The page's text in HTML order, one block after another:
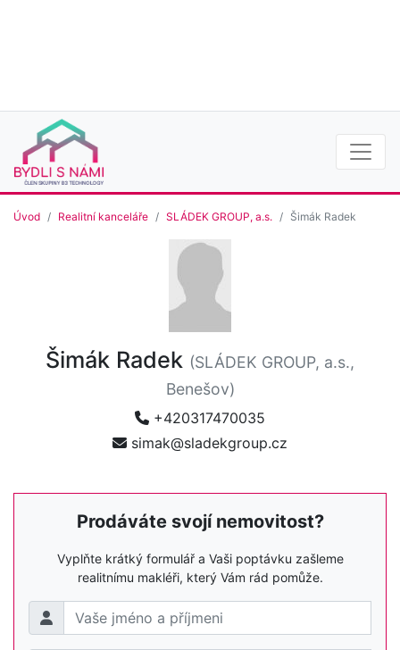
Úvod Realitní kanceláře SLÁDEK GROUP, a.s. Šimák Radek
Šimák Radek (SLÁDEK GROUP, a.s.,
Benešov)
+420317470035
simak@sladekgroup.cz
Prodáváte svojí nemovitost?
Vyplňte krátký formulář a Vaši poptávku zašleme
realitnímu makléři, který Vám rád pomůže.